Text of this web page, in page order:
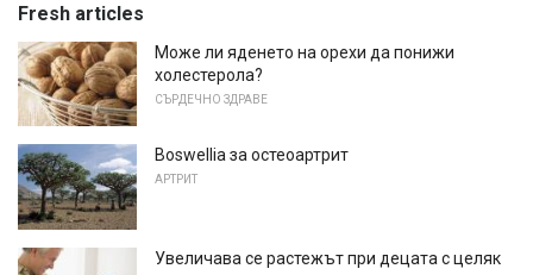
Fresh articles
Може ли яденето на орехи да понижи
холестерола?
СЪРДЕЧНО ЗДРАВЕ
Boswellia за остеоартрит
АРТРИТ
Увеличава се растежът при децата с целяк